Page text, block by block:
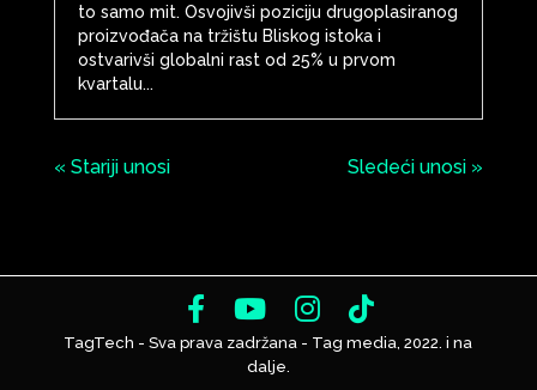
to samo mit. Osvojivši poziciju drugoplasiranog
proizvođača na tržištu Bliskog istoka i
ostvarivši globalni rast od 25% u prvom
kvartalu...
« Stariji unosi Sledeći unosi »
TagTech - Sva prava zadržana - Tag media, 2022. i na
dalje.